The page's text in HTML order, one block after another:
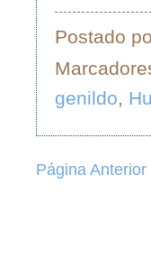
Postado
genildo,
Página Anterior